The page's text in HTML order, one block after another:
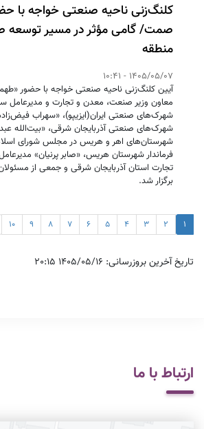
کلنگ‌زنی ناحیه صنعتی خواجه با
صمت/ گامی مؤثر در مسیر توسعه
منطقه
1405/05/07 - 10:41
آیین کلنگ‌زنی ناحیه صنعتی خواجه با حضور
معاون وزیر صنعت، معدن و تجارت و مدیرعامل
شهرک‌های صنعتی ایران(ایزیپو)، «سهراب
شهرک‌های صنعتی آذربایجان شرقی، «بیت‌الله
شهرستان‌های اهر و هریس در مجلس شورای
فرماندار شهرستان هریس، «صابر پرنیان»
تجارت استان آذربایجان شرقی و جمعی از
برگزار شد.
1
2
3
4
5
6
7
8
9
10
تاریخ آخرین بروزرسانی: 1405/05/16 20:15
ارتباط با ما